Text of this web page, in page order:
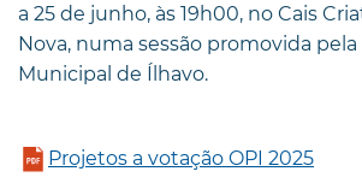
a 25 de junho, às 19h00, no Cais
Nova, numa sessão promovida pela
Municipal de Ílhavo.
Projetos a votação OPI 2025